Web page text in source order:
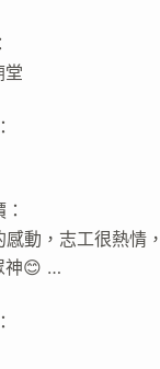
堂
動，志工很熱情
神😊 …